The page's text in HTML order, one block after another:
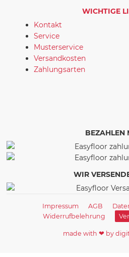
WICHTIGE
Kontakt
Service
Musterservice
Versandkosten
Zahlungsarten
BEZAHLEN
WIR
Impressum AGB
Widerrufbelehrung
made with ❤ by